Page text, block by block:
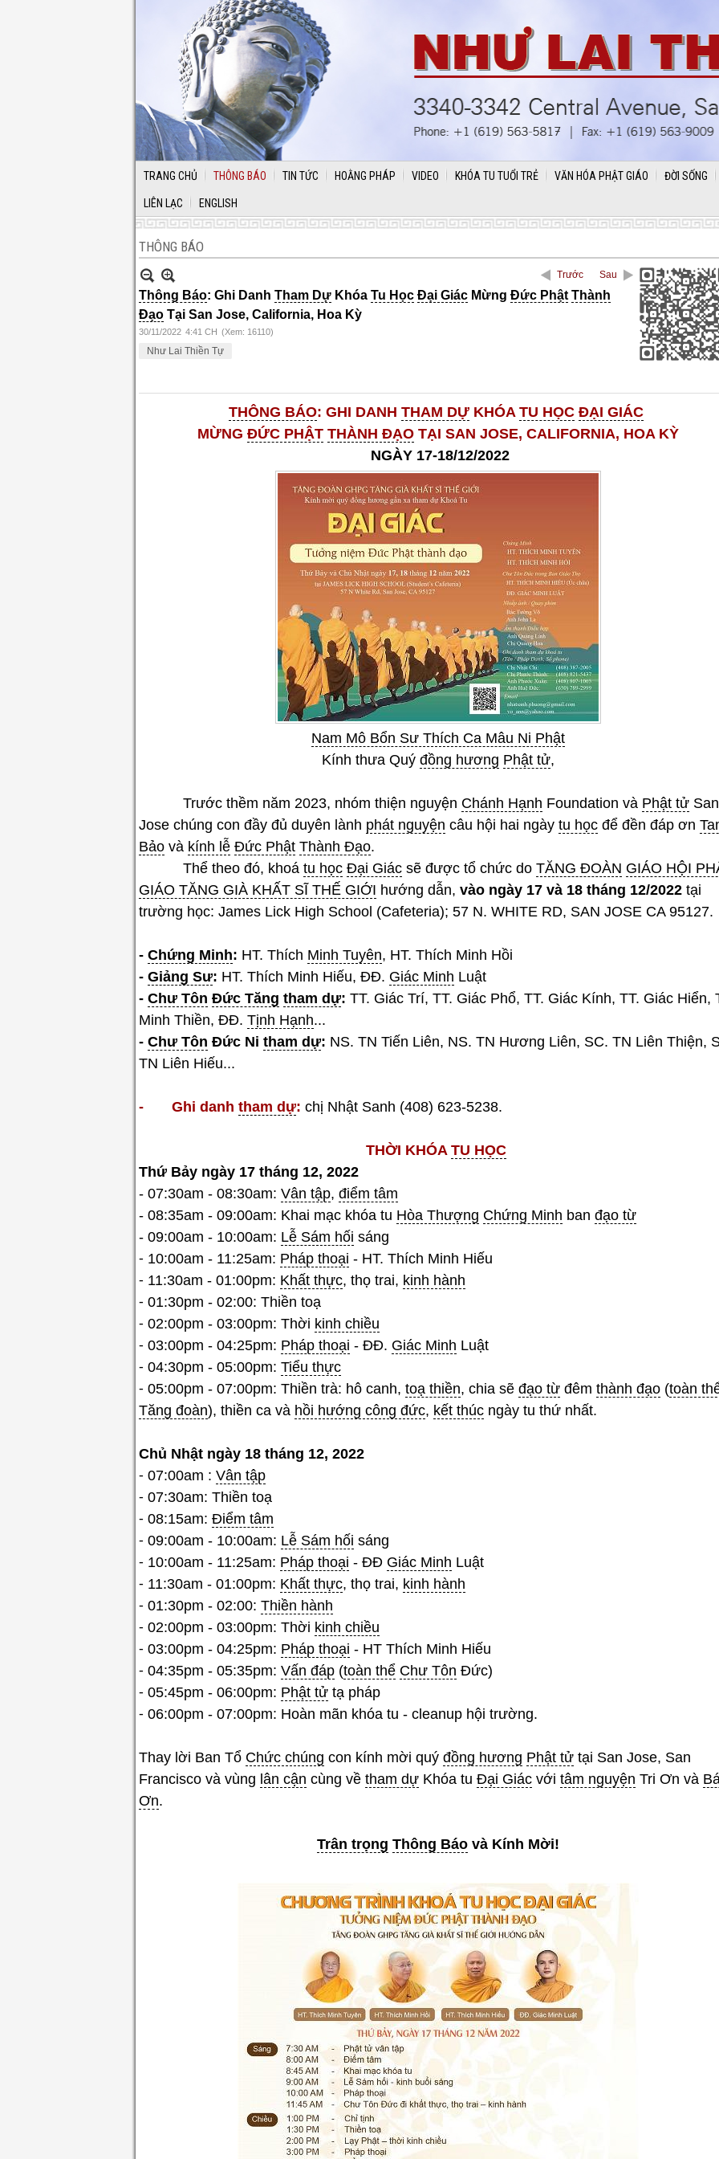
TRANG CHỦ THÔNG BÁO TIN TỨC HOẰNG PHÁP VIDEO KHÓA TU TUỔI TRẺ VĂN HÓA PHẬT GIÁO ĐỜI SỐNG
LIÊN LẠC ENGLISH
THÔNG BÁO
Trước Sau
Thông Báo: Ghi Danh Tham Dự Khóa Tu Học Đại Giác Mừng Đức Phật Thành
Đạo Tại San Jose, California, Hoa Kỳ
30/11/2022 4:41 CH (Xem: 16110)
Như Lai Thiền Tự
THÔNG BÁO: GHI DANH THAM DỰ KHÓA TU HỌC ĐẠI GIÁC
MỪNG ĐỨC PHẬT THÀNH ĐẠO TẠI SAN JOSE, CALIFORNIA, HOA KỲ
NGÀY 17-18/12/2022
Nam Mô Bổn Sư Thích Ca Mâu Ni Phật
Kính thưa Quý đồng hương Phật tử,
Trước thềm năm 2023, nhóm thiện nguyện Chánh Hạnh Foundation và Phật tử San
Jose chúng con đầy đủ duyên lành phát nguyện câu hội hai ngày tu học để đền đáp ơn
Bảo và kính lễ Đức Phật Thành Đạo.
Thể theo đó, khoá tu học Đại Giác sẽ được tổ chức do TĂNG ĐOÀN GIÁO HỘI
GIÁO TĂNG GIÀ KHẤT SĨ THẾ GIỚI hướng dẫn, vào ngày 17 và 18 tháng 12/2022 tại
trường học: James Lick High School (Cafeteria); 57 N. WHITE RD, SAN JOSE CA 95127.
- Chứng Minh: HT. Thích Minh Tuyên, HT. Thích Minh Hồi
- Giảng Sư: HT. Thích Minh Hiếu, ĐĐ. Giác Minh Luật
- Chư Tôn Đức Tăng tham dự: TT. Giác Trí, TT. Giác Phổ, TT. Giác Kính, TT. Giác Hiển,
Minh Thiền, ĐĐ. Tịnh Hạnh...
- Chư Tôn Đức Ni tham dự: NS. TN Tiến Liên, NS. TN Hương Liên, SC. TN Liên Thiện,
TN Liên Hiếu...
- Ghi danh tham dự: chị Nhật Sanh (408) 623-5238.
THỜI KHÓA TU HỌC
Thứ Bảy ngày 17 tháng 12, 2022
- 07:30am - 08:30am: Vân tập, điểm tâm
- 08:35am - 09:00am: Khai mạc khóa tu Hòa Thượng Chứng Minh ban đạo từ
- 09:00am - 10:00am: Lễ Sám hối sáng
⁃ 10:00am - 11:25am: Pháp thoại - HT. Thích Minh Hiếu
⁃ 11:30am - 01:00pm: Khất thực, thọ trai, kinh hành
⁃ 01:30pm - 02:00: Thiền toạ
⁃ 02:00pm - 03:00pm: Thời kinh chiều
⁃ 03:00pm - 04:25pm: Pháp thoại - ĐĐ. Giác Minh Luật
⁃ 04:30pm - 05:00pm: Tiểu thực
⁃ 05:00pm - 07:00pm: Thiền trà: hô canh, toạ thiền, chia sẽ đạo từ đêm thành đạo (toàn
Tăng đoàn), thiền ca và hồi hướng công đức, kết thúc ngày tu thứ nhất.
Chủ Nhật ngày 18 tháng 12, 2022
⁃ 07:00am : Vân tập
⁃ 07:30am: Thiền toạ
⁃ 08:15am: Điểm tâm
⁃ 09:00am - 10:00am: Lễ Sám hối sáng
⁃ 10:00am - 11:25am: Pháp thoại - ĐĐ Giác Minh Luật
⁃ 11:30am - 01:00pm: Khất thực, thọ trai, kinh hành
⁃ 01:30pm - 02:00: Thiền hành
⁃ 02:00pm - 03:00pm: Thời kinh chiều
⁃ 03:00pm - 04:25pm: Pháp thoại - HT Thích Minh Hiếu
⁃ 04:35pm - 05:35pm: Vấn đáp (toàn thể Chư Tôn Đức)
⁃ 05:45pm - 06:00pm: Phật tử tạ pháp
⁃ 06:00pm - 07:00pm: Hoàn mãn khóa tu - cleanup hội trường.
Thay lời Ban Tổ Chức chúng con kính mời quý đồng hương Phật tử tại San Jose, San
Francisco và vùng lân cận cùng về tham dự Khóa tu Đại Giác với tâm nguyện Tri Ơn và
Ơn.
Trân trọng Thông Báo và Kính Mời!